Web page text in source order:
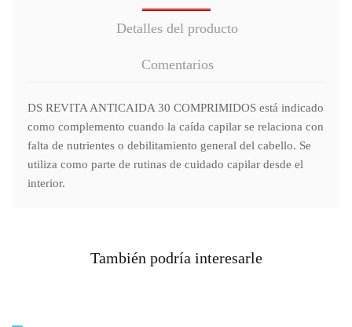
Detalles del producto
Comentarios
DS REVITA ANTICAIDA 30 COMPRIMIDOS está indicado
como complemento cuando la caída capilar se relaciona con
falta de nutrientes o debilitamiento general del cabello. Se
utiliza como parte de rutinas de cuidado capilar desde el
interior.
También podría interesarle